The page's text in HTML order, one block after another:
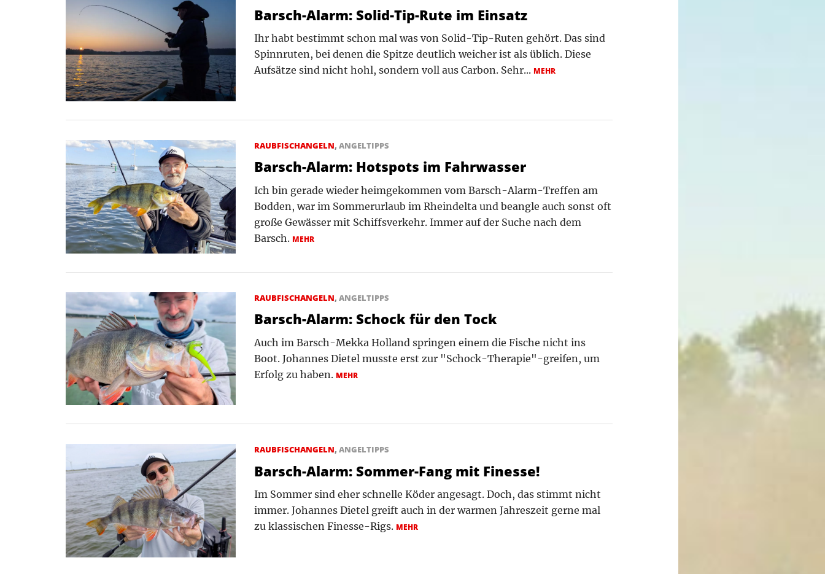
Barsch-Alarm: Solid-Tip-Rute im Einsatz
Ihr habt bestimmt schon mal was von Solid-Tip-Ruten gehört. Das sind
Spinnruten, bei denen die Spitze deutlich weicher ist als üblich. Diese
Aufsätze sind nicht hohl, sondern voll aus Carbon. Sehr... MEHR
RAUBFISCHANGELN,ANGELTIPPS
Barsch-Alarm: Hotspots im Fahrwasser
Ich bin gerade wieder heimgekommen vom Barsch-Alarm-Treffen am
Bodden, war im Sommerurlaub im Rheindelta und beangle auch sonst oft
große Gewässer mit Schiffsverkehr. Immer auf der Suche nach dem
Barsch. MEHR
RAUBFISCHANGELN,ANGELTIPPS
Barsch-Alarm: Schock für den Tock
Auch im Barsch-Mekka Holland springen einem die Fische nicht ins
Boot. Johannes Dietel musste erst zur "Schock-Therapie"-greifen, um
Erfolg zu haben. MEHR
RAUBFISCHANGELN,ANGELTIPPS
Barsch-Alarm: Sommer-Fang mit Finesse!
Im Sommer sind eher schnelle Köder angesagt. Doch, das stimmt nicht
immer. Johannes Dietel greift auch in der warmen Jahreszeit gerne mal
zu klassischen Finesse-Rigs. MEHR